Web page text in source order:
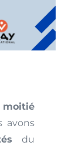
moitié
avons
du